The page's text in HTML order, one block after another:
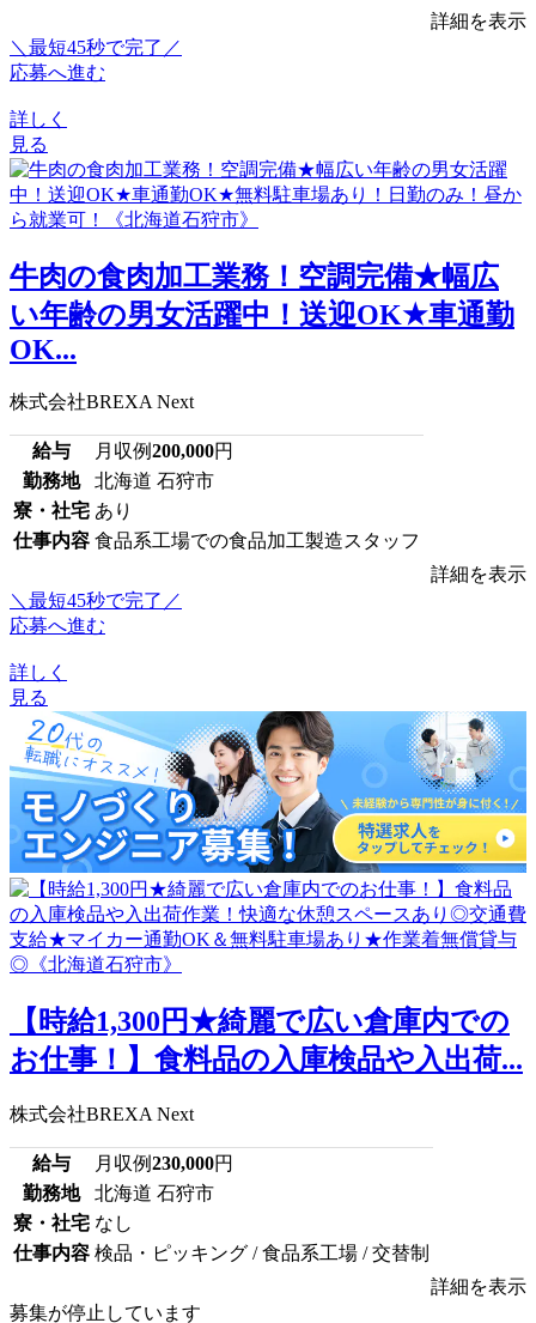
詳細を表示
＼最短45秒で完了／
応募へ進む
詳しく
見る
牛肉の食肉加工業務！空調完備★幅広
い年齢の男女活躍中！送迎OK★車通勤
OK...
株式会社BREXA Next
給与 月収例200,000円
勤務地
北海道 石狩市
寮・社宅 あり
仕事内容 食品系工場での食品加工製造スタッフ
詳細を表示
＼最短45秒で完了／
応募へ進む
詳しく
見る
【時給1,300円★綺麗で広い倉庫内での
お仕事！】食料品の入庫検品や入出荷...
株式会社BREXA Next
給与 月収例230,000円
勤務地
北海道 石狩市
寮・社宅 なし
仕事内容 検品・ピッキング / 食品系工場 / 交替制
詳細を表示
募集が停止しています